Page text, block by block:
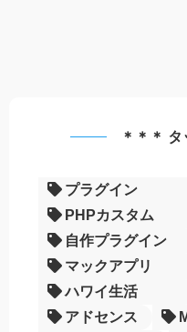
＊＊＊
プラグイン
PHPカスタム
自作プラグイン
マックアプリ
ハワイ生活
アドセンス